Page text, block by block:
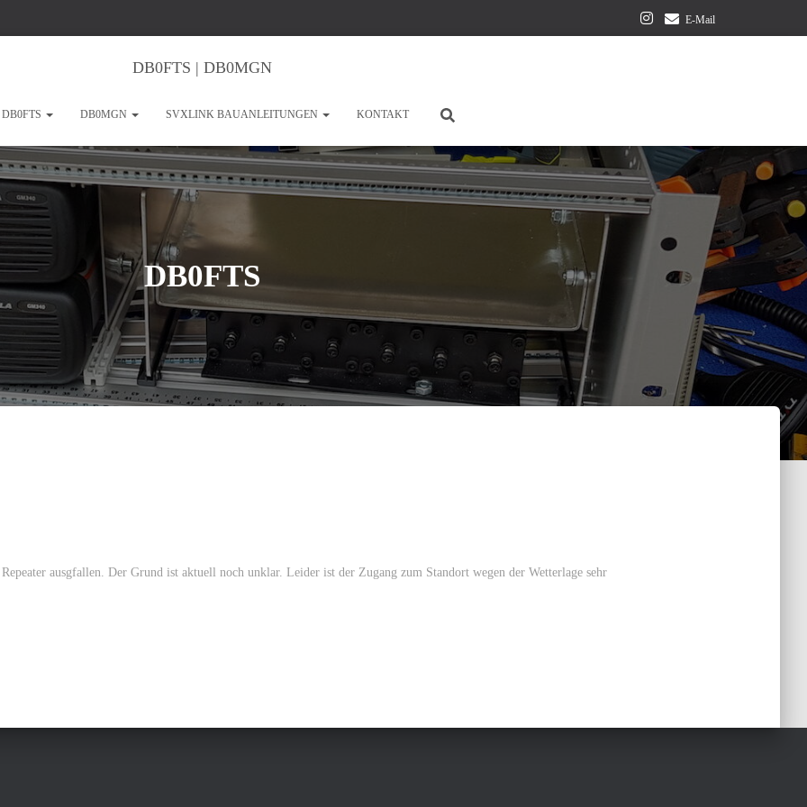
E-Mail
DB0FTS | DB0MGN
DB0FTS DB0MGN SVXLINK BAUANLEITUNGEN KONTAKT
DB0FTS
ausgfallen. Der Grund ist aktuell noch unklar. Leider ist der Zugang zum Standort wegen der Wetterlage sehr